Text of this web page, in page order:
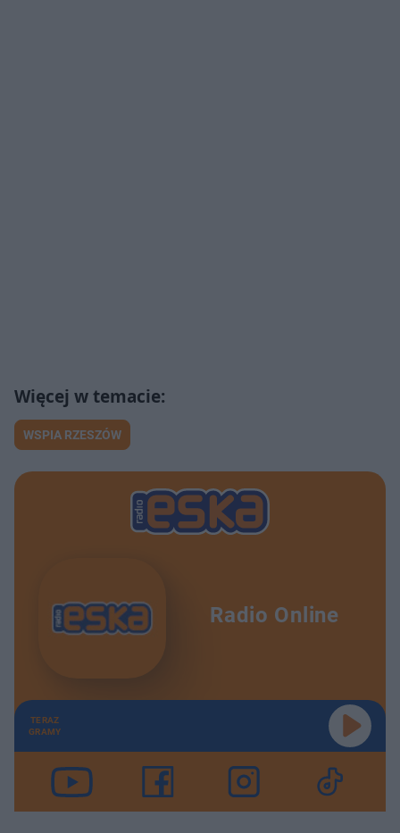
WSPIA RZESZÓW
Radio Online
TERAZ
GRAMY